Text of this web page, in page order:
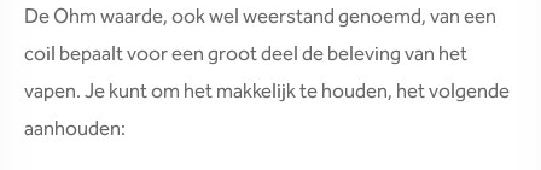
De Ohm waarde, ook wel weerstand genoemd, van een
coil bepaalt voor een groot deel de beleving van het
vapen. Je kunt om het makkelijk te houden, het volgende
aanhouden: